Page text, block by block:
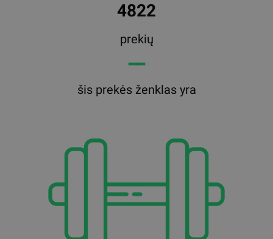
4822
prekių
━━
šis prekės ženklas yra